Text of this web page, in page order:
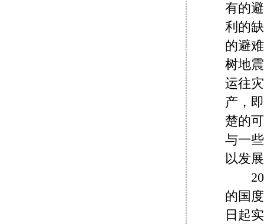
有的
利的
的避
树地
运往
产，
楚的
与一
以发
的国
日起